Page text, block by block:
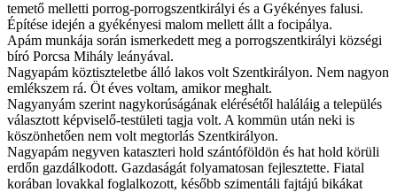
temető melletti porrog-porrogszentkirályi és a Gyékényes falusi.
Építése idején a gyékényesi malom mellett állt a focipálya.
Apám munkája során ismerkedett meg a porrogszentkirályi községi
bíró Porcsa Mihály leányával.
Nagyapám köztiszteletbe álló lakos volt Szentkirályon. Nem nagyon
emlékszem rá. Öt éves voltam, amikor meghalt.
Nagyanyám szerint nagykorúságának elérésétől haláláig a település
választott képviselő-testületi tagja volt. A kommün után neki is
köszönhetően nem volt megtorlás Szentkirályon.
Nagyapám negyven kataszteri hold szántóföldön és hat hold körüli
erdőn gazdálkodott. Gazdaságát folyamatosan fejlesztette. Fiatal
korában lovakkal foglalkozott, később szimentáli fajtájú bikákat